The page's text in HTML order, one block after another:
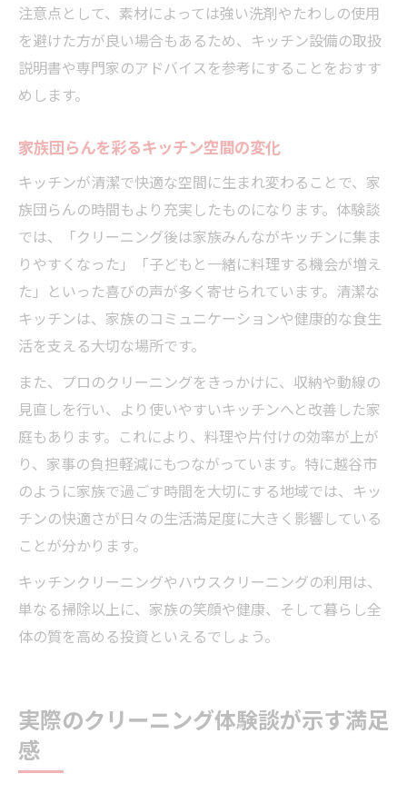
注意点として、素材によっては強い洗剤やたわしの使用
を避けた方が良い場合もあるため、キッチン設備の取扱
説明書や専門家のアドバイスを参考にすることをおすす
めします。
家族団らんを彩るキッチン空間の変化
キッチンが清潔で快適な空間に生まれ変わることで、家
族団らんの時間もより充実したものになります。体験談
では、「クリーニング後は家族みんながキッチンに集ま
りやすくなった」「子どもと一緒に料理する機会が増え
た」といった喜びの声が多く寄せられています。清潔な
キッチンは、家族のコミュニケーションや健康的な食生
活を支える大切な場所です。
また、プロのクリーニングをきっかけに、収納や動線の
見直しを行い、より使いやすいキッチンへと改善した家
庭もあります。これにより、料理や片付けの効率が上が
り、家事の負担軽減にもつながっています。特に越谷市
のように家族で過ごす時間を大切にする地域では、キッ
チンの快適さが日々の生活満足度に大きく影響している
ことが分かります。
キッチンクリーニングやハウスクリーニングの利用は、
単なる掃除以上に、家族の笑顔や健康、そして暮らし全
体の質を高める投資といえるでしょう。
実際のクリーニング体験談が示す満足
感